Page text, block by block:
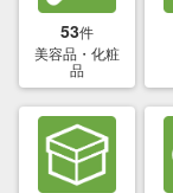
53件
美容品・化粧
品